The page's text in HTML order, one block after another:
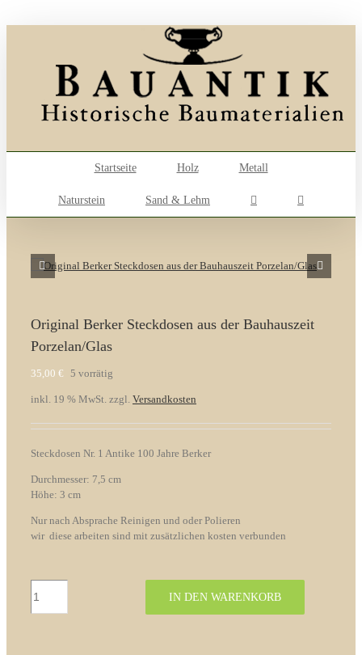
Startseite Holz Metall
Naturstein Sand & Lehm
Original Berker Steckdosen aus der Bauhauszeit
Porzelan/Glas
35,00 € 5 vorrätig
inkl. 19 % MwSt. zzgl. Versandkosten
Steckdosen Nr. 1 Antike 100 Jahre Berker
Durchmesser: 7,5 cm
Höhe: 3 cm
Nur nach Absprache Reinigen und oder Polieren
wir diese arbeiten sind mit zusätzlichen kosten verbunden
Berker
Steckdosen
IN DEN WARENKORB